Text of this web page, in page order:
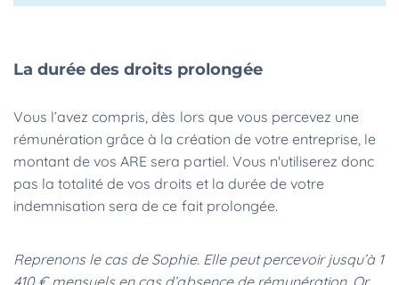
La durée des droits prolongée
Vous l’avez compris, dès lors que vous percevez une
rémunération grâce à la création de votre entreprise, le
montant de vos ARE sera partiel. Vous n'utiliserez donc
pas la totalité de vos droits et la durée de votre
indemnisation sera de ce fait prolongée.
Reprenons le cas de Sophie. Elle peut percevoir jusqu’à 1
410 € mensuels en cas d’absence de rémunération. Or